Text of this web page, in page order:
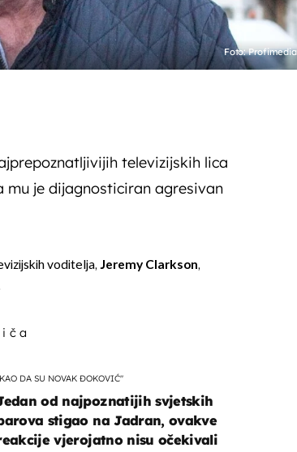
Foto: Profimedia
televizijskih lica
mu je dijagnosticiran agresivan
voditelja, Jeremy Clarkson,
DA SU NOVAK ĐOKOVIĆ"
od najpoznatijih svjetskih
stigao na Jadran, ovakve
vjerojatno nisu očekivali